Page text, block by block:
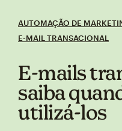
AUTOMAÇÃO DE
E-MAIL TRANSACIONAL
E‑mails
saiba
utilizá‑los